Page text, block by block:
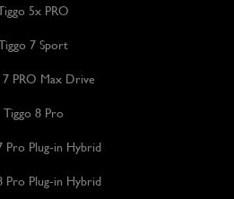
5x PRO
7 Sport
PRO Max Drive
Tiggo 8 Pro
Pro Plug-in Hybrid
Pro Plug-in Hybrid